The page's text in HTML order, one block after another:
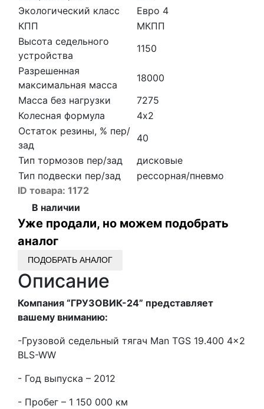
Экологический класс
Евро 4
КПП
МКПП
Высота седельного
устройства
1150
Разрешенная
максимальная масса
18000
Масса без нагрузки
7275
Колесная формула
4х2
Остаток резины, % пер/
зад
40
Тип тормозов пер/зад
дисковые
Тип подвески пер/зад
рессорная/пневмо
ID товара: 1172
В наличии
Уже продали, но можем подобрать
аналог
ПОДОБРАТЬ АНАЛОГ
Описание
Компания “ГРУЗОВИК-24” представляет
вашему вниманию:
-Грузовой седельный тягач Man TGS 19.400 4x2
BLS-WW
- Год выпуска – 2012
- Пробег – 1 150 000 км